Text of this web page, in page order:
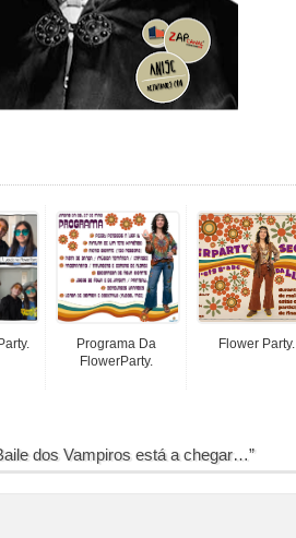
Programa Da
FlowerParty.
Flower Party.
dos Vampiros está a chegar…”